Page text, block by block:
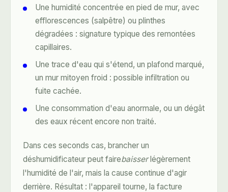
Une humidité concentrée en pied de mur, avec
efflorescences (salpêtre) ou plinthes
dégradées : signature typique des remontées
capillaires.
Une trace d'eau qui s'étend, un plafond marqué,
un mur mitoyen froid : possible infiltration ou
fuite cachée.
Une consommation d'eau anormale, ou un dégât
des eaux récent encore non traité.
Dans ces seconds cas, brancher un
déshumidificateur peut fairebaisserlégèrement
l'humidité de l'air, mais la cause continue d'agir
derrière. Résultat : l'appareil tourne, la facture